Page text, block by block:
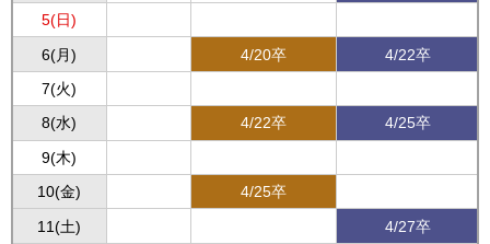
5(日)
6(月)
4/20卒
4/22卒
7(火)
8(水)
4/22卒
4/25卒
9(木)
10(金)
4/25卒
11(土)
4/27卒